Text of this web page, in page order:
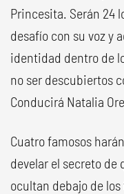
Princesita. Serán 24
desafío con su voz y
identidad dentro de
no ser descubiertos
Conducirá Natalia
Cuatro famosos
develar el secreto de
ocultan debajo de los